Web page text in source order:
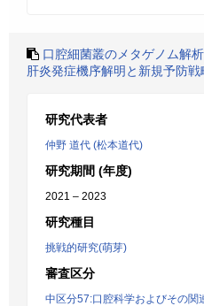
口腔細菌叢のメタゲノム解
肝炎発症機序解明と新規予防戦
研究代表者
仲野 道代 (松本道代)
研究期間 (年度)
2021 – 2023
研究種目
挑戦的研究(萌芽)
審査区分
中区分57:口腔科学およびその関